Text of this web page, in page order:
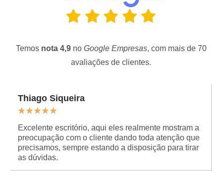
Temos nota 4,9 no Google Empresas, com mais de 70
avaliações de clientes.
Thiago Siqueira
★★★★★
Excelente escritório, aqui eles realmente mostram a
preocupação com o cliente dando toda atenção que
precisamos, sempre estando a disposição para tirar
as dúvidas.